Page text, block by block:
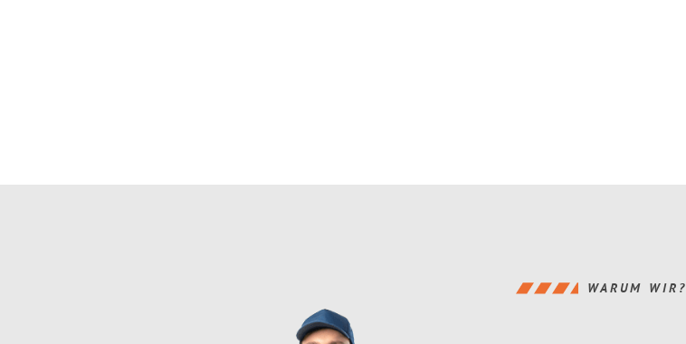
WARUM WIR?